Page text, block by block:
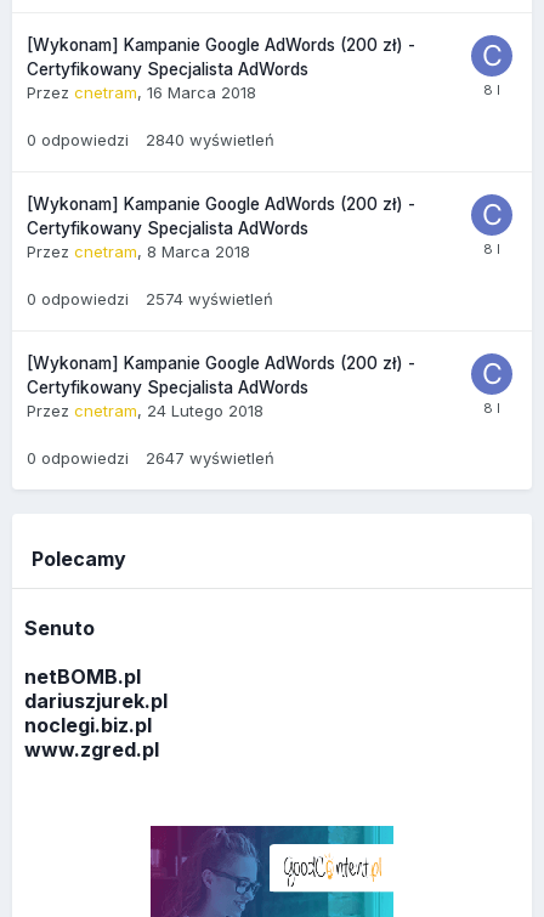
[Wykonam] Kampanie Google AdWords (200 zł) -
Certyfikowany Specjalista AdWords
Przez cnetram, 16 Marca 2018
0 odpowiedzi 2840 wyświetleń
[Wykonam] Kampanie Google AdWords (200 zł) -
Certyfikowany Specjalista AdWords
Przez cnetram, 8 Marca 2018
0 odpowiedzi 2574 wyświetleń
[Wykonam] Kampanie Google AdWords (200 zł) -
Certyfikowany Specjalista AdWords
Przez cnetram, 24 Lutego 2018
0 odpowiedzi 2647 wyświetleń
Polecamy
Senuto
netBOMB.pl
dariuszjurek.pl
noclegi.biz.pl
www.zgred.pl